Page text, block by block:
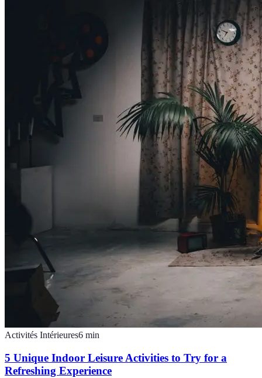
Activités Intérieures6 min
5 Unique Indoor Leisure Activities to Try for a
Refreshing Experience